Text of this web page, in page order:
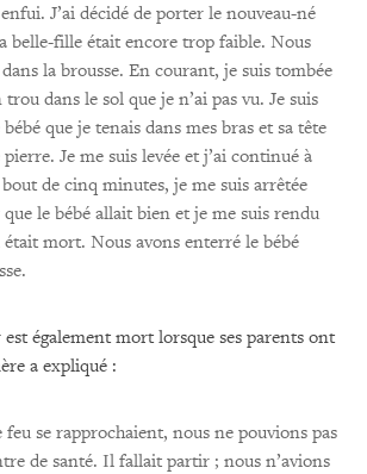
J’ai décidé de porter le nouveau-né
belle-fille était encore trop faible. Nous
la brousse. En courant, je suis tombée
dans le sol que je n’ai pas vu. Je suis
que je tenais dans mes bras et sa tête
Je me suis levée et j’ai continué à
de cinq minutes, je me suis arrêtée
le bébé allait bien et je me suis rendu
était mort. Nous avons enterré le bébé
également mort lorsque ses parents ont
a expliqué :
feu se rapprochaient, nous ne pouvions pas
de santé. Il fallait partir ; nous n’avions